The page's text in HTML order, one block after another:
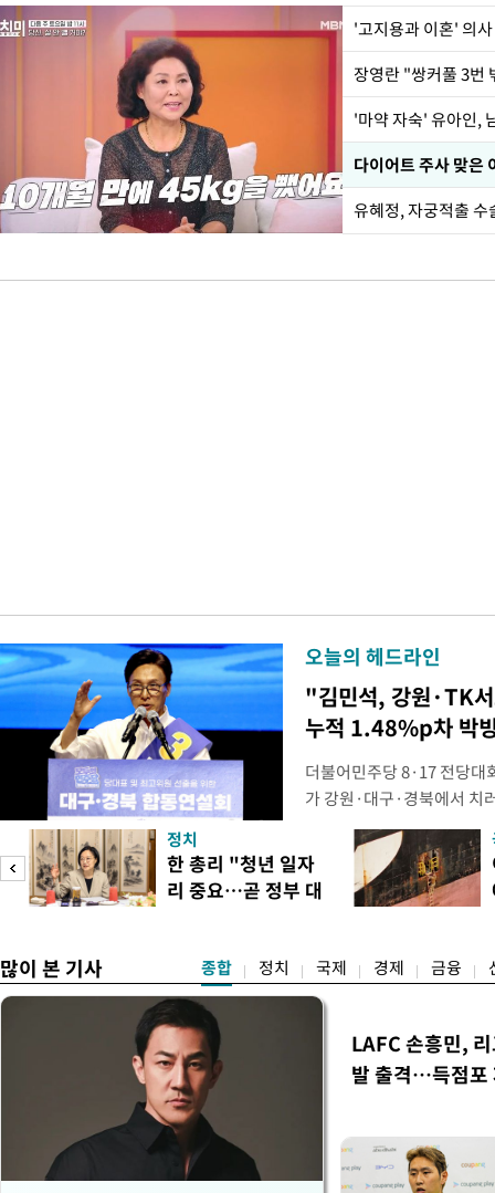
'고지용과 이혼' 의
'마약 자숙' 유아인,
유혜정, 자궁적출
오늘의 헤드라인
"김민석, 강원·TK
누적 1.48%p차 박
더불어민주당 8·17 전당대
가 강원·대구·경북에서 치
48.54%(1만8977표)를 얻
를 1622표(4.14%p) 차로
·인천 권리당원 투표에서
적 합산(가중치 미반영)에
정치
한 총리 "청년 일자
리 중요…곧 정부 대
많이 본 기사 종합 정치 국제 경제 금융
LAFC 손흥민,
발 출격…득점포